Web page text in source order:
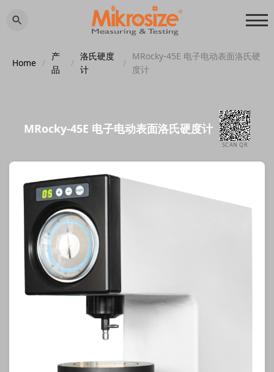
Home /
产
品
/
洛氏硬度
计
/
MRocky-45E 电子电动表面洛氏硬
度计
MRocky-45E 电子电动表面洛氏硬度计
SCAN QR